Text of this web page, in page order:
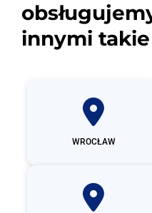
innymi
WROCŁAW